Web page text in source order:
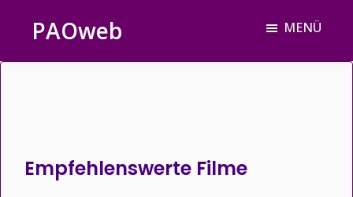
Inhalt
springen
Fußzeile
springen
PAOweb MENÜ
Empfehlenswerte Filme